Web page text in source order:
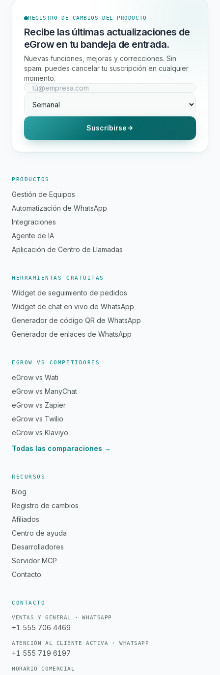
REGISTRO DE CAMBIOS DEL PRODUCTO
Recibe las últimas actualizaciones de
eGrow en tu bandeja de entrada.
Nuevas funciones, mejoras y correcciones. Sin
spam: puedes cancelar tu suscripción en cualquier
momento.
Suscribirse
PRODUCTOS
Gestión de Equipos
Automatización de WhatsApp
Integraciones
Agente de IA
Aplicación de Centro de Llamadas
HERRAMIENTAS GRATUITAS
Widget de seguimiento de pedidos
Widget de chat en vivo de WhatsApp
Generador de código QR de WhatsApp
Generador de enlaces de WhatsApp
EGROW VS COMPETIDORES
eGrow vs Wati
eGrow vs ManyChat
eGrow vs Zapier
eGrow vs Twilio
eGrow vs Klaviyo
Todas las comparaciones →
RECURSOS
Blog
Registro de cambios
Afiliados
Centro de ayuda
Desarrolladores
Servidor MCP
Contacto
CONTACTO
VENTAS Y GENERAL · WHATSAPP
+1 555 706 4469
ATENCIÓN AL CLIENTE ACTIVA · WHATSAPP
+1 555 719 6197
HORARIO COMERCIAL